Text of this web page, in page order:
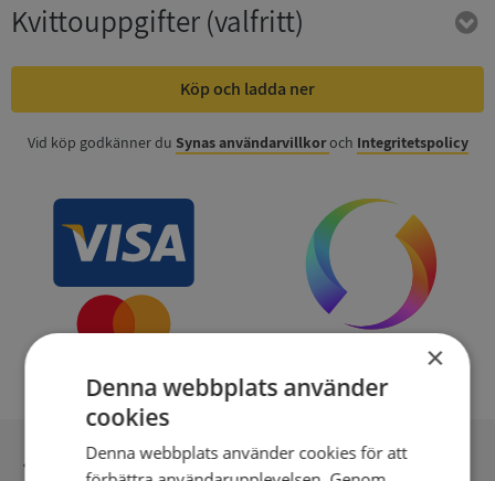
Kvittouppgifter(valfritt)
Köp och ladda ner
Vid köp godkänner du Synas användarvillkoroch Integritetspolicy
Inga kopior till omfrågad
×
Denna webbplats använder
cookies
Denna webbplats använder cookies för att